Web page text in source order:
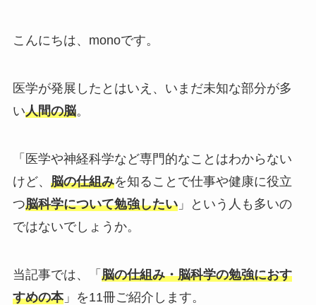
こんにちは、monoです。
医学が発展したとはいえ、いまだ未知な部分が多
い人間の脳。
「医学や神経科学など専門的なことはわからない
けど、 脳の仕組みを知ることで仕事や健康に役立
つ脳科学について勉強したい」という人も多いの
ではないでしょうか。
当記事では、「 脳の仕組み・脳科学の勉強におす
すめの本」を11冊ご紹介します。